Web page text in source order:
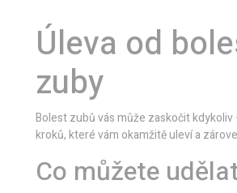
Úleva od
zuby
Bolest zubů vás může zaskočit
kroků, které vám okamžitě uleví a
Co můžete